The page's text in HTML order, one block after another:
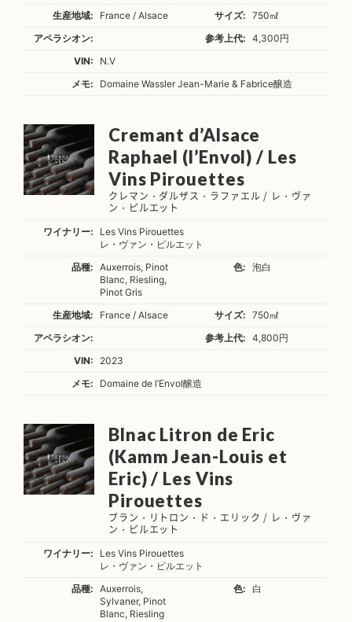
生産地域: France / Alsace サイズ:
750㎖
アペラシオン:
参考上代:
4,300円
VIN:
N.V
メモ:
Domaine Wassler Jean-Marie & Fabrice醸造
Cremant d’Alsace
Raphael (l’Envol) / Les
Vins Pirouettes
クレマン・ダルザス・ラファエル / レ・ヴァ
ン・ピルエット
ワイナリー:
Les Vins Pirouettes
レ・ヴァン・ピルエット
品種:
Auxerrois, Pinot
Blanc, Riesling,
Pinot Gris
色: 泡白
生産地域: France / Alsace サイズ:
750㎖
アペラシオン:
参考上代:
4,800円
VIN:
2023
メモ:
Domaine de l’Envol醸造
Blnac Litron de Eric
(Kamm Jean-Louis et
Eric) / Les Vins
Pirouettes
ブラン・リトロン・ド・エリック / レ・ヴァ
ン・ピルエット
ワイナリー:
Les Vins Pirouettes
レ・ヴァン・ピルエット
品種:
Auxerrois,
Sylvaner, Pinot
Blanc, Riesling
色: 白